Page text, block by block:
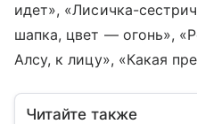
идет», «Лисичка-
шапка, цвет — огонь»,
Алсу, к лицу», «Какая
Читайте также